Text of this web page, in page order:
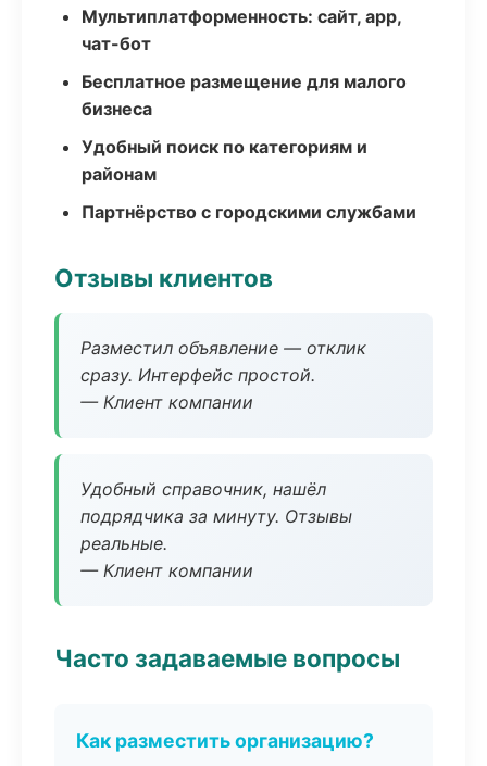
Мультиплатформенность: сайт, app,
чат-бот
Бесплатное размещение для малого
бизнеса
Удобный поиск по категориям и
районам
Партнёрство с городскими службами
Отзывы клиентов
Разместил объявление — отклик
сразу. Интерфейс простой.
— Клиент компании
Удобный справочник, нашёл
подрядчика за минуту. Отзывы
реальные.
— Клиент компании
Часто задаваемые вопросы
Как разместить организацию?